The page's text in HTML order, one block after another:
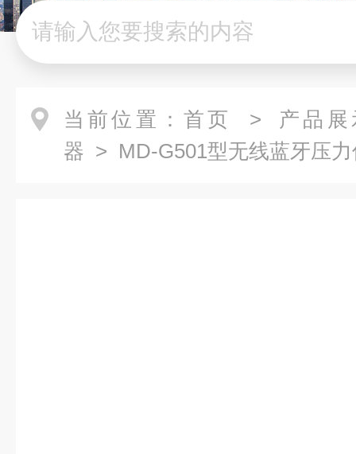
当前位置： 首页 > 产品展
器 > MD-G501型无线蓝牙压